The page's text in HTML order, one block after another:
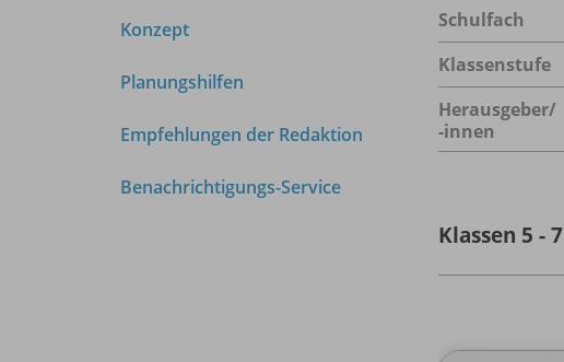
Konzept
Planungshilfen
Empfehlungen der Redaktion
Benachrichtigungs-Service
Schulfach
Klassenstufe
Herausgeber/
-innen
Klassen 5 - 7